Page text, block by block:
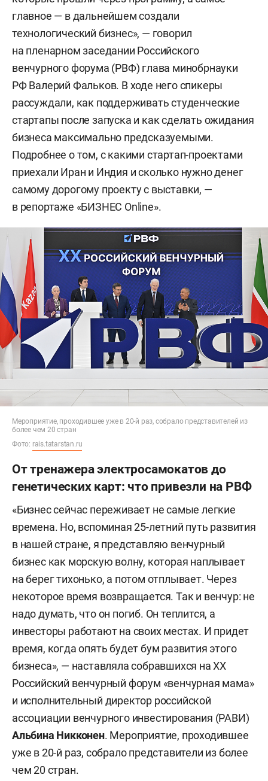
главное — в дальнейшем создали
технологический бизнес», — говорил
на пленарном заседании Российского
венчурного форума (РВФ) глава минобрнауки
РФ Валерий Фальков. В ходе него спикеры
рассуждали, как поддерживать студенческие
стартапы после запуска и как сделать ожидания
бизнеса максимально предсказуемыми.
Подробнее о том, с какими стартап-проектами
приехали Иран и Индия и сколько нужно денег
самому дорогому проекту с выставки, —
в репортаже «БИЗНЕС Online».
Мероприятие, проходившее уже в 20-й раз, собрало представителей из
более чем 20 стран
Фото: rais.tatarstan.ru
От тренажера электросамокатов до
генетических карт: что привезли на РВФ
«Бизнес сейчас переживает не самые легкие
времена. Но, вспоминая 25-летний путь развития
в нашей стране, я представляю венчурный
бизнес как морскую волну, которая наплывает
на берег тихонько, а потом отплывает. Через
некоторое время возвращается. Так и венчур: не
надо думать, что он погиб. Он теплится, а
инвесторы работают на своих местах. И придет
время, когда опять будет бум развития этого
бизнеса», — наставляла собравшихся на XX
Российский венчурный форум «венчурная мама»
и исполнительный директор российской
ассоциации венчурного инвестирования (РАВИ)
Альбина Никконен. Мероприятие, проходившее
уже в 20-й раз, собрало представители из более
чем 20 стран.